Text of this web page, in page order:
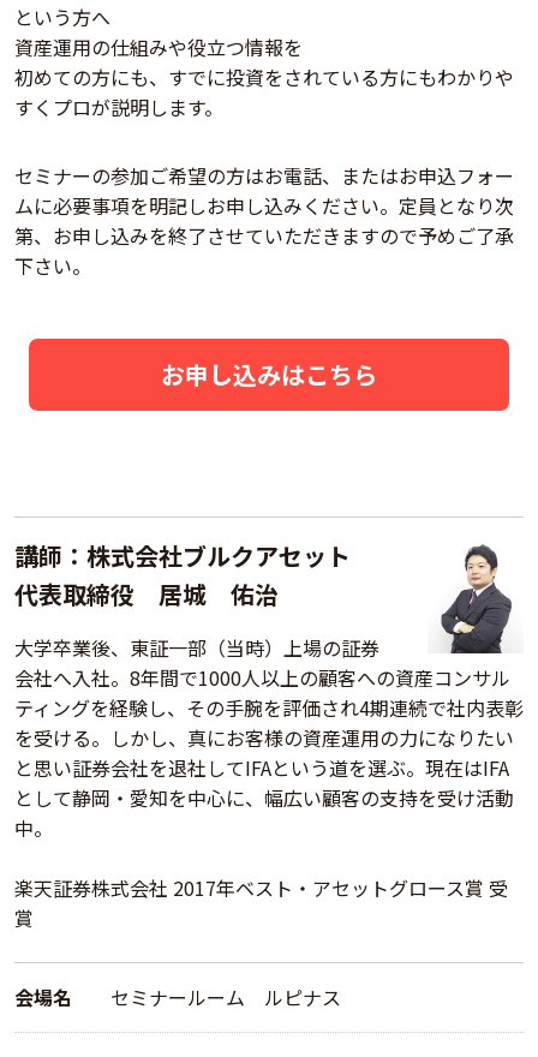
という方へ
資産運用の仕組みや役立つ情報を
初めての方にも、すでに投資をされている方にもわかりや
すくプロが説明します。
セミナーの参加ご希望の方はお電話、またはお申込フォー
ムに必要事項を明記しお申し込みください。定員となり次
第、お申し込みを終了させていただきますので予めご了承
下さい。
お申し込みはこちら
講師：株式会社ブルクアセット
代表取締役 居城 佑治
大学卒業後、東証一部（当時）上場の証券
会社へ入社。8年間で1000人以上の顧客への資産コンサル
ティングを経験し、その手腕を評価され4期連続で社内表彰
を受ける。しかし、真にお客様の資産運用の力になりたい
と思い証券会社を退社してIFAという道を選ぶ。現在はIFA
として静岡・愛知を中心に、幅広い顧客の支持を受け活動
中。
楽天証券株式会社 2017年ベスト・アセットグロース賞 受
賞
会場名 セミナールーム ルピナス